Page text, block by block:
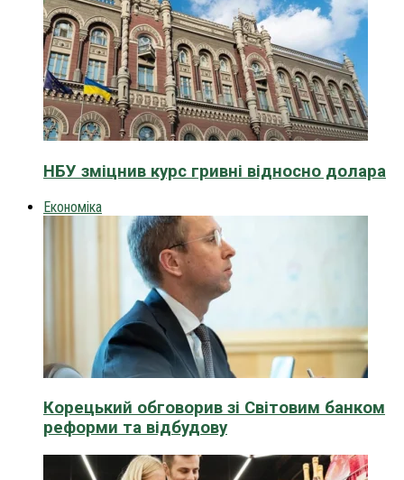
НБУ зміцнив курс гривні відносно долара
Економіка
Корецький обговорив зі Світовим банком
реформи та відбудову